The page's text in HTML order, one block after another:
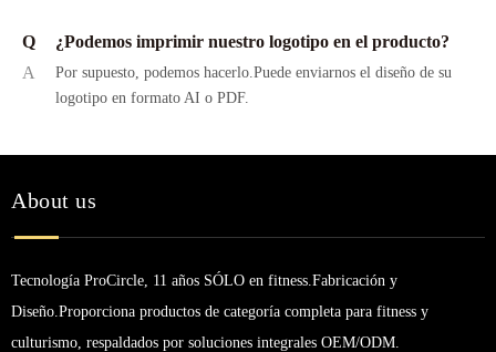
Q
¿Podemos imprimir nuestro logotipo en el producto?
A
Por supuesto, podemos hacerlo.Puede enviarnos el diseño de su
logotipo en formato AI o PDF.
About us
Tecnología ProCircle, 11 años SÓLO en fitness.Fabricación y
Diseño.Proporciona productos de categoría completa para fitness y
culturismo, respaldados por soluciones integrales OEM/ODM.